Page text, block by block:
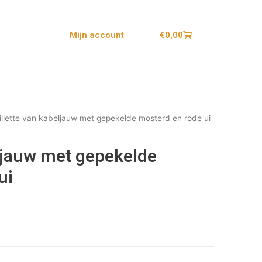
Mijn account €0,00
van kabeljauw met gepekelde mosterd en rode ui
met gepekelde